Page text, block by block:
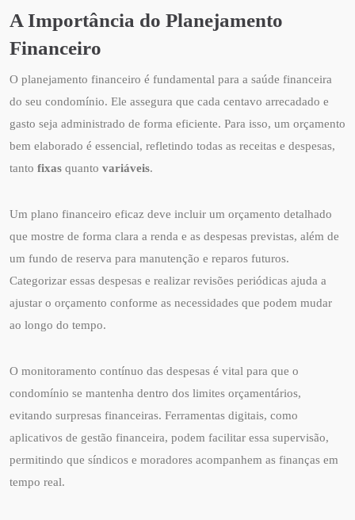
A Importância do Planejamento
Financeiro
O planejamento financeiro é fundamental para a saúde financeira
do seu condomínio. Ele assegura que cada centavo arrecadado e
gasto seja administrado de forma eficiente. Para isso, um orçamento
bem elaborado é essencial, refletindo todas as receitas e despesas,
tanto fixas quanto variáveis.
Um plano financeiro eficaz deve incluir um orçamento detalhado
que mostre de forma clara a renda e as despesas previstas, além de
um fundo de reserva para manutenção e reparos futuros.
Categorizar essas despesas e realizar revisões periódicas ajuda a
ajustar o orçamento conforme as necessidades que podem mudar
ao longo do tempo.
O monitoramento contínuo das despesas é vital para que o
condomínio se mantenha dentro dos limites orçamentários,
evitando surpresas financeiras. Ferramentas digitais, como
aplicativos de gestão financeira, podem facilitar essa supervisão,
permitindo que síndicos e moradores acompanhem as finanças em
tempo real.